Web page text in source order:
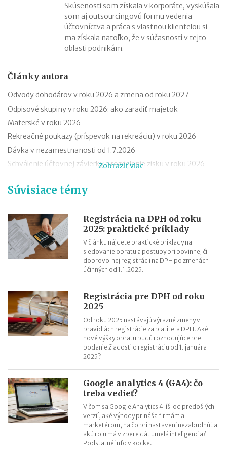
Skúsenosti som získala v korporáte, vyskúšala
som aj outsourcingovú formu vedenia
účtovníctva a práca s vlastnou klientelou si
ma získala natoľko, že v súčasnosti v tejto
oblasti podnikám.
Články autora
Odvody dohodárov v roku 2026 a zmena od roku 2027
Odpisové skupiny v roku 2026: ako zaradiť majetok
Materské v roku 2026
Rekreačné poukazy (príspevok na rekreáciu) v roku 2026
Dávka v nezamestnanosti od 1.7.2026
Schválenie účtovnej závierky a rozdelenie zisku v roku 2026
Daňové priznanie právnickej osoby za rok 2025: ako vyplniť
Daňové priznanie fyzickej osoby - typu B za rok 2025: ako
vyplniť
Ročné zúčtovanie dane v roku 2026 (za rok 2025)
Zobraziť viac
Súvisiace témy
Registrácia na DPH od roku
2025: praktické príklady
V článku nájdete praktické príklady na
sledovanie obratu a postupy pri povinnej či
dobrovoľnej registrácii na DPH po zmenách
účinných od 1.1.2025.
Registrácia pre DPH od roku
2025
Od roku 2025 nastávajú výrazné zmeny v
pravidlách registrácie za platiteľa DPH. Aké
nové výšky obratu budú rozhodujúce pre
podanie žiadosti o registráciu od 1. januára
2025?
Google analytics 4 (GA4): čo
treba vedieť?
V čom sa Google Analytics 4 líši od predošlých
verzií, aké výhody prináša firmám a
marketérom, na čo pri nastavení nezabudnúť a
akú rolu má v zbere dát umelá inteligencia?
Podstatné info v kocke.